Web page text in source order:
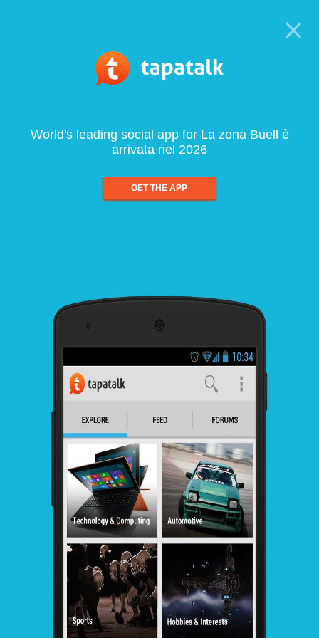
World's leading social app for La zona Buell è
arrivata nel 2026
GET THE APP